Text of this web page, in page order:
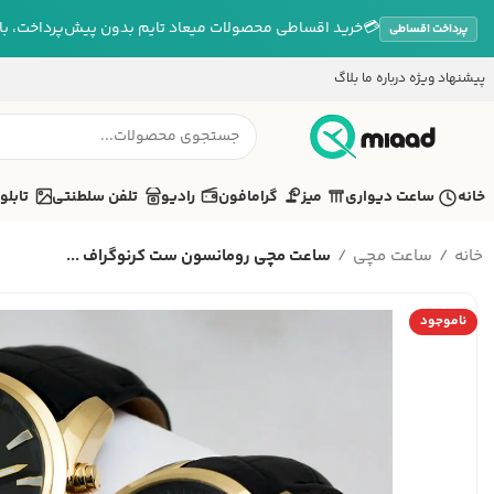
پرداخت اقساطی 💳خرید اقساطی محصولات میعاد تایم بدون پیش‌پرداخت،
پیشنهاد ویژه درباره ما بلاگ
خانه ساعت دیواری میز گرامافون رادیو تلفن سلطنتی تابلو
خانه ساعت مچی ساعت مچی رومانسون ست کرنوگراف ...
ناموجود